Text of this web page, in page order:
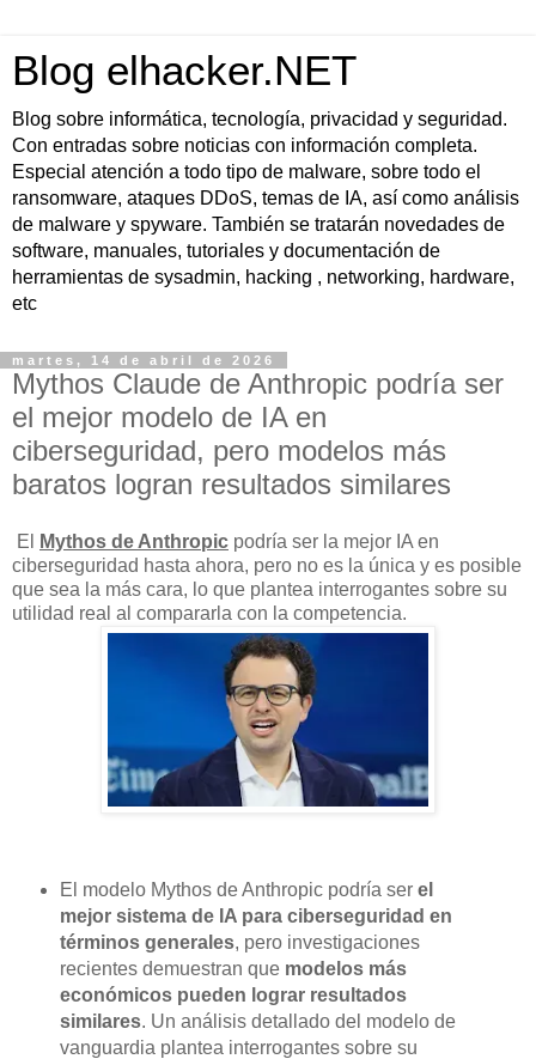
Blog elhacker.NET
Blog sobre informática, tecnología, privacidad y seguridad.
Con entradas sobre noticias con información completa.
Especial atención a todo tipo de malware, sobre todo el
ransomware, ataques DDoS, temas de IA, así como análisis
de malware y spyware. También se tratarán novedades de
software, manuales, tutoriales y documentación de
herramientas de sysadmin, hacking , networking, hardware,
etc
martes, 14 de abril de 2026
Mythos Claude de Anthropic podría ser
el mejor modelo de IA en
ciberseguridad, pero modelos más
baratos logran resultados similares
El Mythos de Anthropic podría ser la mejor IA en
ciberseguridad hasta ahora, pero no es la única y es posible
que sea la más cara, lo que plantea interrogantes sobre su
utilidad real al compararla con la competencia.
El modelo Mythos de Anthropic podría ser el
mejor sistema de IA para ciberseguridad en
términos generales, pero investigaciones
recientes demuestran que modelos más
económicos pueden lograr resultados
similares. Un análisis detallado del modelo de
vanguardia plantea interrogantes sobre su